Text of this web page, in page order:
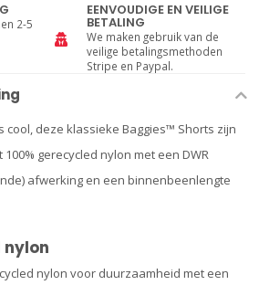
2-5
EENVOUDIGE EN VEILIGE
BETALING
We maken gebruik van de
veilige betalingsmethoden
Stripe en Paypal.
cool, deze klassieke Baggies™ Shorts zijn
gerecycled nylon met een DWR
afwerking en een binnenbeenlengte
nylon
nylon voor duurzaamheid met een